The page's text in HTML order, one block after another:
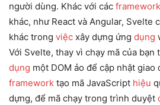
người dùng. Khác với các framework
khác, như React và Angular, Svelte
khác trong việc xây dựng ứng dụng
Với Svelte, thay vì chạy mã của
dụng một DOM ảo để cập nhật
framework tạo mã JavaScript hiệu
dựng, để mã chạy trong trình duyệt